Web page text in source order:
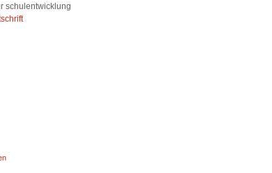
schulentwicklung